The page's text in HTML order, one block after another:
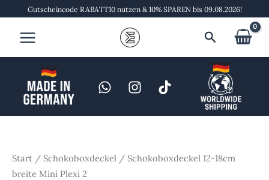
springen
Gutscheincode RABATT10 nutzen & 10% SPAREN bis 09.08.2026!
Suchen
Start / Schokoboxdeckel / Schokoboxdeckel 12-18cm
breite Mini Plexi 2
18cm
breite